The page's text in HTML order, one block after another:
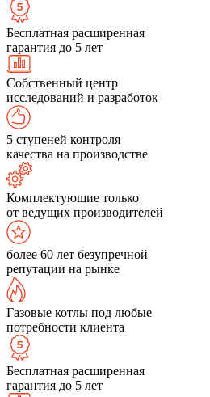
Бесплатная расширенная
гарантия до 5 лет
Собственный центр
исследований и разработок
5 ступеней контроля
качества на производстве
Комплектующие только
от ведущих производителей
более 60 лет безупречной
репутации на рынке
Газовые котлы под любые
потребности клиента
Бесплатная расширенная
гарантия до 5 лет